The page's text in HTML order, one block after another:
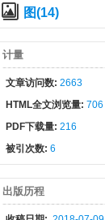
图(14)
计量
文章访问数: 2663
HTML全文浏览量: 706
PDF下载量: 216
被引次数: 6
出版历程